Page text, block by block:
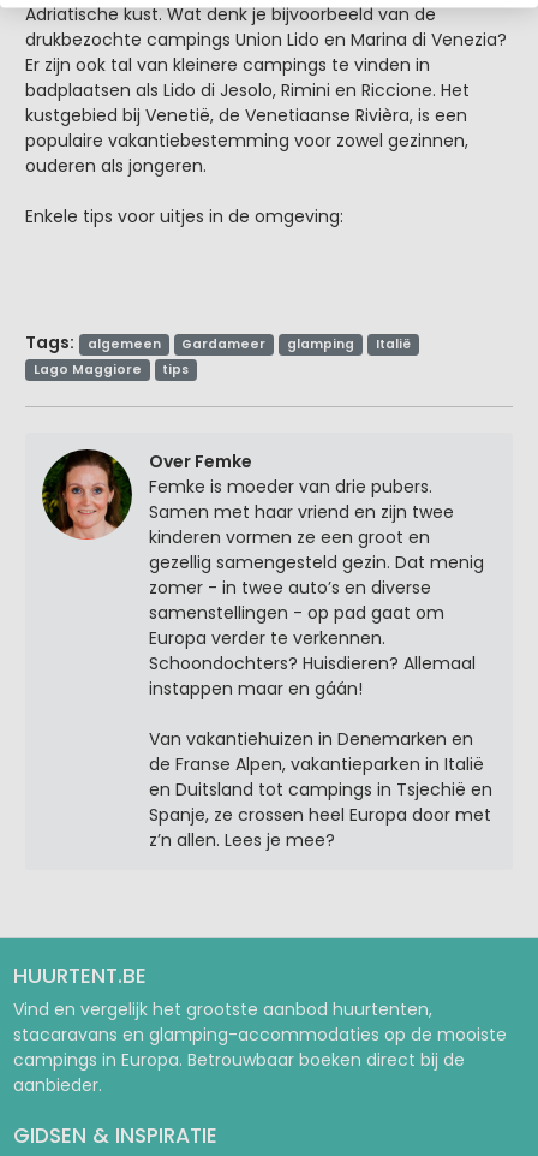
Adriatische kust. Wat denk je bijvoorbeeld van de
drukbezochte campings Union Lido en Marina di Venezia?
Er zijn ook tal van kleinere campings te vinden in
badplaatsen als Lido di Jesolo, Rimini en Riccione. Het
kustgebied bij Venetië, de Venetiaanse Rivièra, is een
populaire vakantiebestemming voor zowel gezinnen,
ouderen als jongeren.
Enkele tips voor uitjes in de omgeving:
Tags: algemeen Gardameer glamping
Italië
Lago Maggiore
tips
Over Femke
Femke is moeder van drie pubers.
Samen met haar vriend en zijn twee
kinderen vormen ze een groot en
gezellig samengesteld gezin. Dat menig
zomer - in twee auto’s en diverse
samenstellingen - op pad gaat om
Europa verder te verkennen.
Schoondochters? Huisdieren? Allemaal
instappen maar en gáán!
Van vakantiehuizen in Denemarken en
de Franse Alpen, vakantieparken in Italië
en Duitsland tot campings in Tsjechië en
Spanje, ze crossen heel Europa door met
z’n allen. Lees je mee?
HUURTENT.BE
Vind en vergelijk het grootste aanbod huurtenten,
stacaravans en glamping-accommodaties op de mooiste
campings in Europa. Betrouwbaar boeken direct bij de
aanbieder.
GIDSEN & INSPIRATIE